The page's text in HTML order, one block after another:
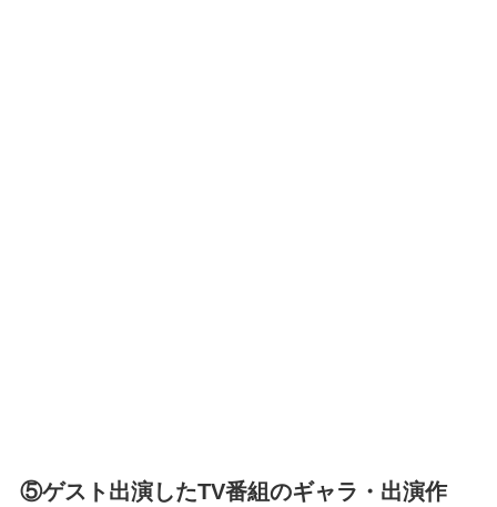
⑤ゲスト出演したTV番組のギャラ・出演作